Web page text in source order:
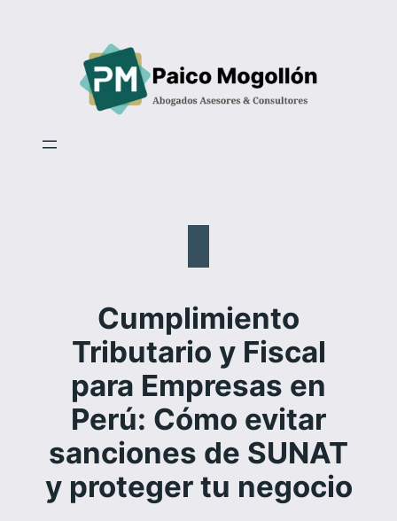
Cumplimiento
Tributario y Fiscal
para Empresas en
Perú: Cómo evitar
sanciones de SUNAT
y proteger tu negocio